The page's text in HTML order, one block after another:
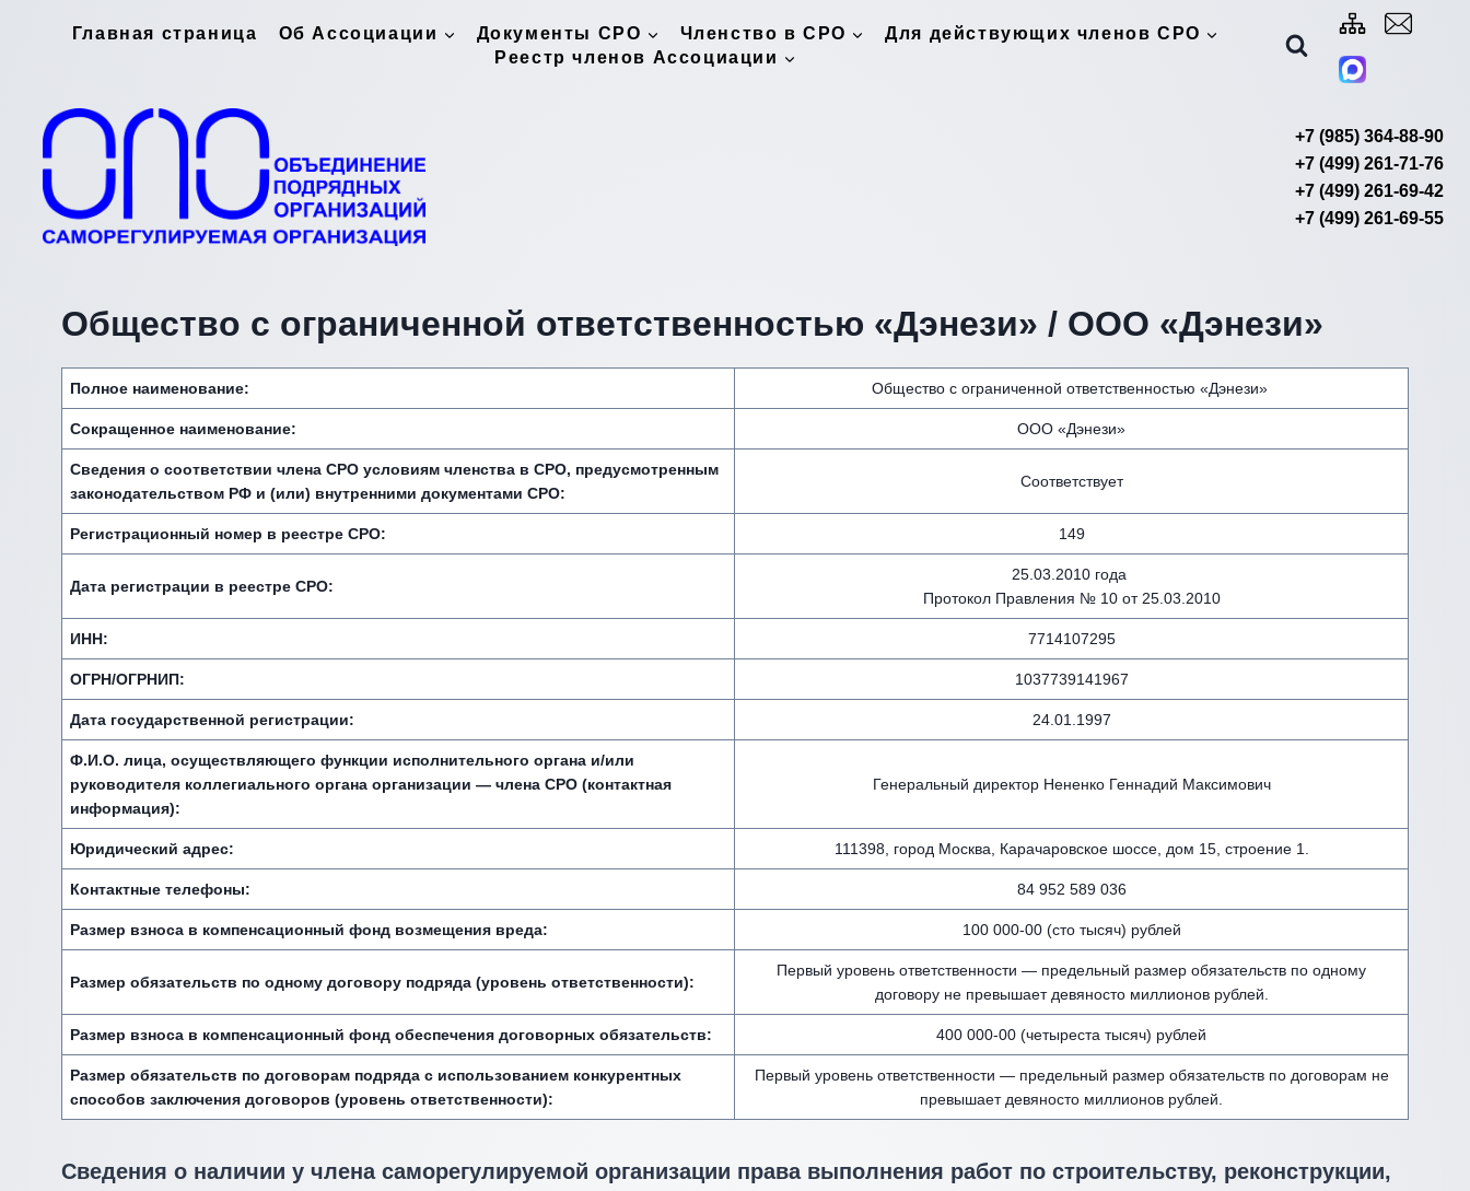
Главная страница Об Ассоциации Документы СРО Членство в СРО
Для действующих членов СРО
Реестр членов Ассоциации
+7 (985) 364-88-90
+7 (499) 261-71-76
+7 (499) 261-69-42
+7 (499) 261-69-55
Общество с ограниченной ответственностью «Дэнези» / ООО «Дэнези»
Полное наименование: Общество с ограниченной ответственностью «Дэнези»
Сокращенное наименование: ООО «Дэнези»
Сведения о соответствии члена СРО условиям членства в СРО, предусмотренным
законодательством РФ и (или) внутренними документами СРО:
Соответствует
Регистрационный номер в реестре СРО: 149
Дата регистрации в реестре СРО:
25.03.2010 года
Протокол Правления № 10 от 25.03.2010
ИНН: 7714107295
ОГРН/ОГРНИП: 1037739141967
Дата государственной регистрации: 24.01.1997
Ф.И.О. лица, осуществляющего функции исполнительного органа и/или
руководителя коллегиального органа организации — члена СРО (контактная
информация):
Генеральный директор Нененко Геннадий Максимович
Юридический адрес: 111398, город Москва, Карачаровское шоссе, дом 15, строение 1.
Контактные телефоны: 84 952 589 036
Размер взноса в компенсационный фонд возмещения вреда: 100 000-00 (сто тысяч) рублей
Размер обязательств по одному договору подряда (уровень ответственности):
Первый уровень ответственности — предельный размер обязательств по одному
договору не превышает девяносто миллионов рублей.
Размер взноса в компенсационный фонд обеспечения договорных обязательств: 400 000-00 (четыреста тысяч) рублей
Размер обязательств по договорам подряда с использованием конкурентных
способов заключения договоров (уровень ответственности):
Первый уровень ответственности — предельный размер обязательств по договорам не
превышает девяносто миллионов рублей.
Сведения о наличии у члена саморегулируемой организации права выполнения работ по строительству, реконструкции,